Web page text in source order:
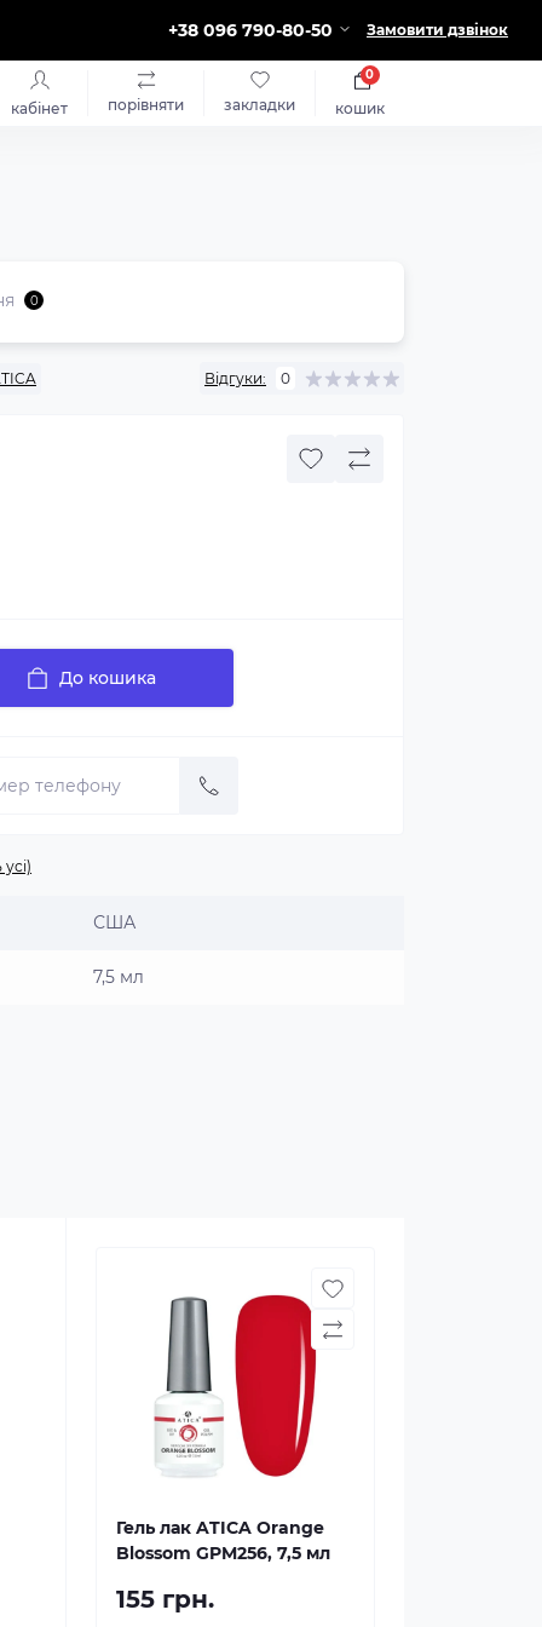
+38 096 790-80-50 Замовити дзвінок
кабінет порівняти закладки кошик
0
0
Відгуки: 0
До кошика
США
7,5 мл
Гель лак ATICA Orange
Blossom GPM256, 7,5 мл
155 грн.